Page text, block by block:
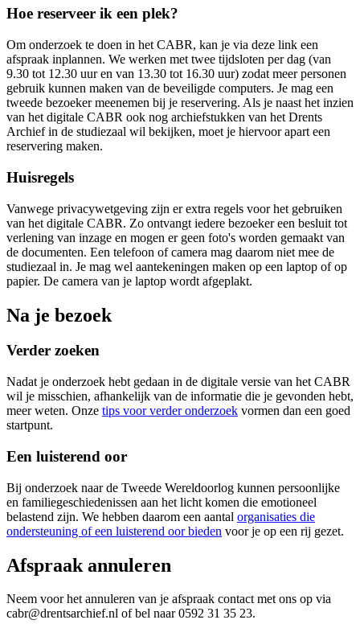
Hoe reserveer ik een plek?
Om onderzoek te doen in het CABR, kan je via deze link een
afspraak inplannen. We werken met twee tijdsloten per dag (van
9.30 tot 12.30 uur en van 13.30 tot 16.30 uur) zodat meer personen
gebruik kunnen maken van de beveiligde computers. Je mag een
tweede bezoeker meenemen bij je reservering. Als je naast het inzien
van het digitale CABR ook nog archiefstukken van het Drents
Archief in de studiezaal wil bekijken, moet je hiervoor apart een
reservering maken.
Huisregels
Vanwege privacywetgeving zijn er extra regels voor het gebruiken
van het digitale CABR. Zo ontvangt iedere bezoeker een besluit tot
verlening van inzage en mogen er geen foto's worden gemaakt van
de documenten. Een telefoon of camera mag daarom niet mee de
studiezaal in. Je mag wel aantekeningen maken op een laptop of op
papier. De camera van je laptop wordt afgeplakt.
Na je bezoek
Verder zoeken
Nadat je onderzoek hebt gedaan in de digitale versie van het CABR
wil je misschien, afhankelijk van de informatie die je gevonden hebt,
meer weten. Onze tips voor verder onderzoek vormen dan een goed
startpunt.
Een luisterend oor
Bij onderzoek naar de Tweede Wereldoorlog kunnen persoonlijke
en familiegeschiedenissen aan het licht komen die emotioneel
belastend zijn. We hebben daarom een aantal organisaties die
ondersteuning of een luisterend oor bieden voor je op een rij gezet.
Afspraak annuleren
Neem voor het annuleren van je afspraak contact met ons op via
cabr@drentsarchief.nl of bel naar 0592 31 35 23.